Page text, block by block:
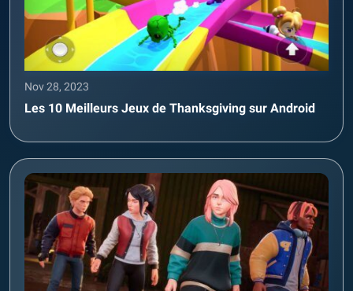
Nov 28, 2023
Les 10 Meilleurs Jeux de Thanksgiving sur Android